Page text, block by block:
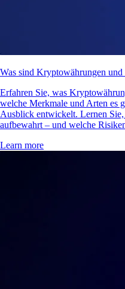
Was sind Kryptowährungen
Erfahren Sie, was
welche Merkmale und Arten es
Ausblick entwickelt. Lernen
aufbewahrt – und welche
Learn more